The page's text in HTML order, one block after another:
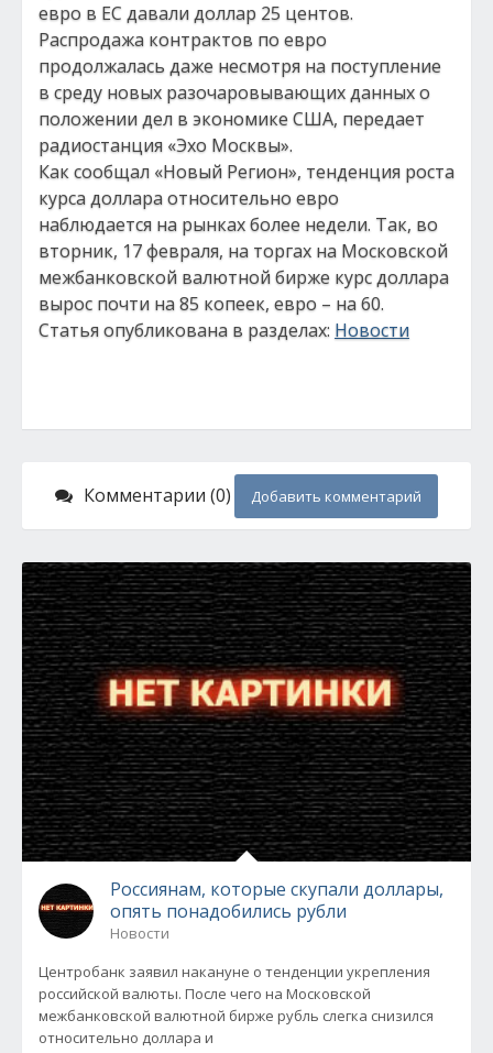
евро в ЕС давали доллар 25 центов.
Распродажа контрактов по евро
продолжалась даже несмотря на поступление
в среду новых разочаровывающих данных о
положении дел в экономике США, передает
радиостанция «Эхо Москвы».
Как сообщал «Новый Регион», тенденция роста
курса доллара относительно евро
наблюдается на рынках более недели. Так, во
вторник, 17 февраля, на торгах на Московской
межбанковской валютной бирже курс доллара
вырос почти на 85 копеек, евро – на 60.
Статья опубликована в разделах: Новости
Комментарии (0) Добавить комментарий
Россиянам, которые скупали доллары,
опять понадобились рубли
Новости
Центробанк заявил накануне о тенденции укрепления
российской валюты. После чего на Московской
межбанковской валютной бирже рубль слегка снизился
относительно доллара и